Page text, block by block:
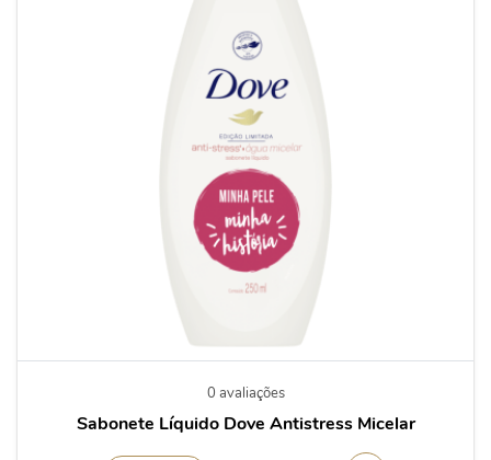
0 avaliações
Sabonete Líquido Dove Antistress Micelar